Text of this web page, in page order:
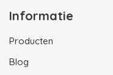
Informatie
Producten
Blog